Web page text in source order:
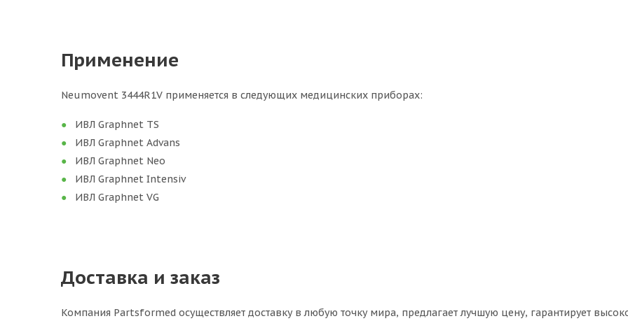
Применение
Neumovent 3444R1V применяется в следующих медицинских приборах:
ИВЛ Graphnet TS
ИВЛ Graphnet Advans
ИВЛ Graphnet Neo
ИВЛ Graphnet Intensiv
ИВЛ Graphnet VG
Доставка и заказ
Компания Partsformed осуществляет доставку в любую точку мира, предлагает лучшую цену, гарантирует